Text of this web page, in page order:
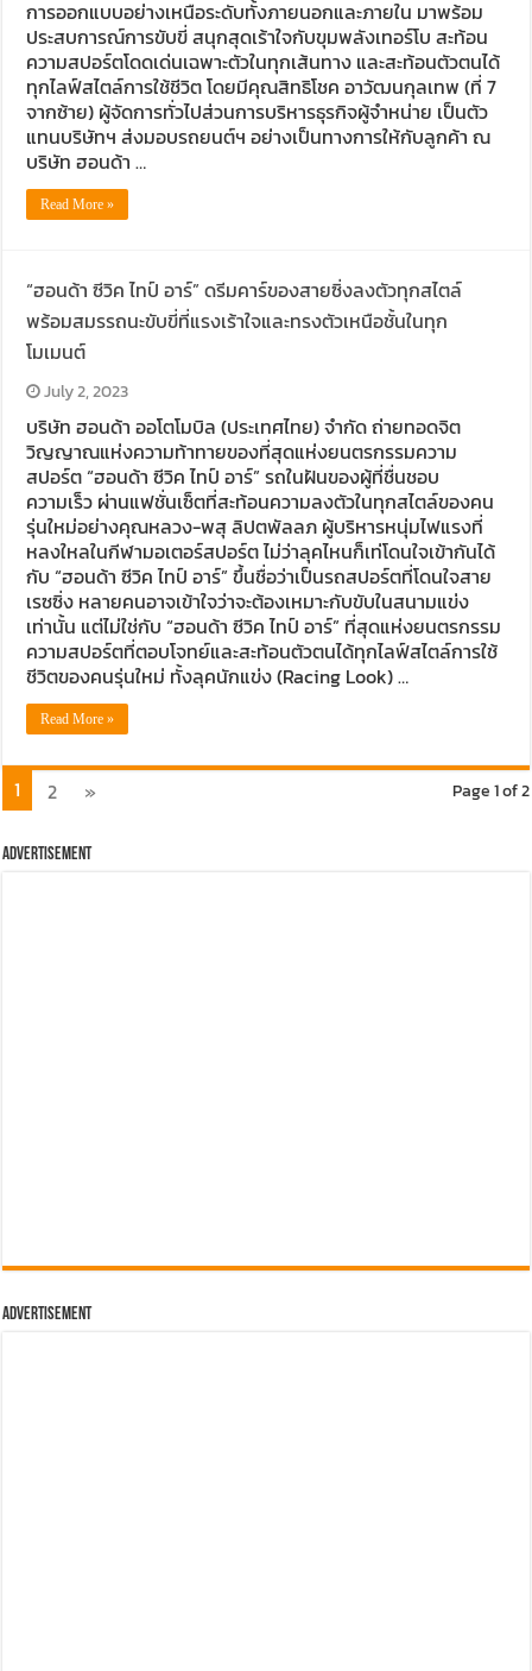
การออกแบบอย่างเหนือระดับทั้งภายนอกและภายใน มาพร้อม
ประสบการณ์การขับขี่ สนุกสุดเร้าใจกับขุมพลังเทอร์โบ สะท้อน
ความสปอร์ตโดดเด่นเฉพาะตัวในทุกเส้นทาง และสะท้อนตัวตนได้
ทุกไลฟ์สไตล์การใช้ชีวิต โดยมีคุณสิทธิโชค อาวัฒนกุลเทพ (ที่ 7
จากซ้าย) ผู้จัดการทั่วไปส่วนการบริหารธุรกิจผู้จำหน่าย เป็นตัว
แทนบริษัทฯ ส่งมอบรถยนต์ฯ อย่างเป็นทางการให้กับลูกค้า ณ
บริษัท ฮอนด้า …
Read More »
“ฮอนด้า ซีวิค ไทป์ อาร์” ดรีมคาร์ของสายซิ่งลงตัวทุกสไตล์
พร้อมสมรรถนะขับขี่ที่แรงเร้าใจและทรงตัวเหนือชั้นในทุก
โมเมนต์
July 2, 2023
บริษัท ฮอนด้า ออโตโมบิล (ประเทศไทย) จำกัด ถ่ายทอดจิต
วิญญาณแห่งความท้าทายของที่สุดแห่งยนตรกรรมความ
สปอร์ต “ฮอนด้า ซีวิค ไทป์ อาร์” รถในฝันของผู้ที่ชื่นชอบ
ความเร็ว ผ่านแฟชั่นเซ็ตที่สะท้อนความลงตัวในทุกสไตล์ของคน
รุ่นใหม่อย่างคุณหลวง-พสุ ลิปตพัลลภ ผู้บริหารหนุ่มไฟแรงที่
หลงใหลในกีฬามอเตอร์สปอร์ต ไม่ว่าลุคไหนก็เท่โดนใจเข้ากันได้
กับ “ฮอนด้า ซีวิค ไทป์ อาร์” ขึ้นชื่อว่าเป็นรถสปอร์ตที่โดนใจสาย
เรซซิ่ง หลายคนอาจเข้าใจว่าจะต้องเหมาะกับขับในสนามแข่ง
เท่านั้น แต่ไม่ใช่กับ “ฮอนด้า ซีวิค ไทป์ อาร์” ที่สุดแห่งยนตรกรรม
ความสปอร์ตที่ตอบโจทย์และสะท้อนตัวตนได้ทุกไลฟ์สไตล์การใช้
ชีวิตของคนรุ่นใหม่ ทั้งลุคนักแข่ง (Racing Look) …
Read More »
Page 1 of 2
1 2 »
Advertisement
Advertisement